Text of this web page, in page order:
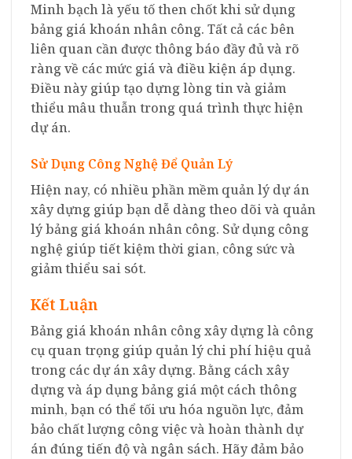
Minh bạch là yếu tố then chốt khi sử dụng
bảng giá khoán nhân công. Tất cả các bên
liên quan cần được thông báo đầy đủ và rõ
ràng về các mức giá và điều kiện áp dụng.
Điều này giúp tạo dựng lòng tin và giảm
thiểu mâu thuẫn trong quá trình thực hiện
dự án.
Sử Dụng Công Nghệ Để Quản Lý
Hiện nay, có nhiều phần mềm quản lý dự án
xây dựng giúp bạn dễ dàng theo dõi và quản
lý bảng giá khoán nhân công. Sử dụng công
nghệ giúp tiết kiệm thời gian, công sức và
giảm thiểu sai sót.
Kết Luận
Bảng giá khoán nhân công xây dựng là công
cụ quan trọng giúp quản lý chi phí hiệu quả
trong các dự án xây dựng. Bằng cách xây
dựng và áp dụng bảng giá một cách thông
minh, bạn có thể tối ưu hóa nguồn lực, đảm
bảo chất lượng công việc và hoàn thành dự
án đúng tiến độ và ngân sách. Hãy đảm bảo